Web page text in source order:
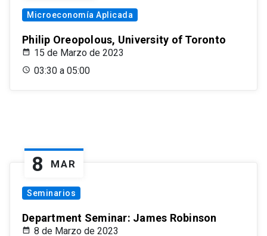
Microeconomía Aplicada
Philip Oreopolous, University of Toronto
15 de Marzo de 2023
03:30 a 05:00
8 MAR
Seminarios
Department Seminar: James Robinson
8 de Marzo de 2023